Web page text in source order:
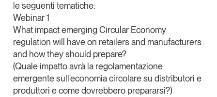
le seguenti tematiche:
Webinar 1
What impact emerging Circular Economy
regulation will have on retailers and manufacturers
and how they should prepare?
(Quale impatto avrà la regolamentazione
emergente sull'economia circolare su distributori e
produttori e come dovrebbero prepararsi?)